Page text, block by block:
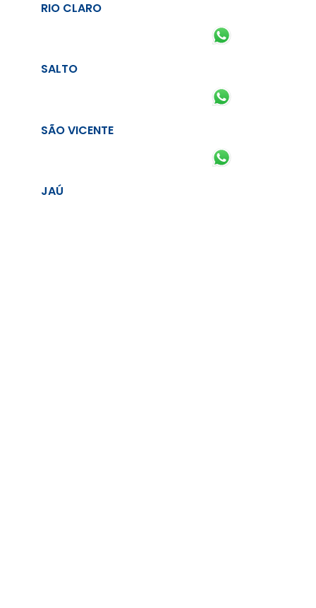
RIO CLARO
SALTO
SÃO VICENTE
JAÚ